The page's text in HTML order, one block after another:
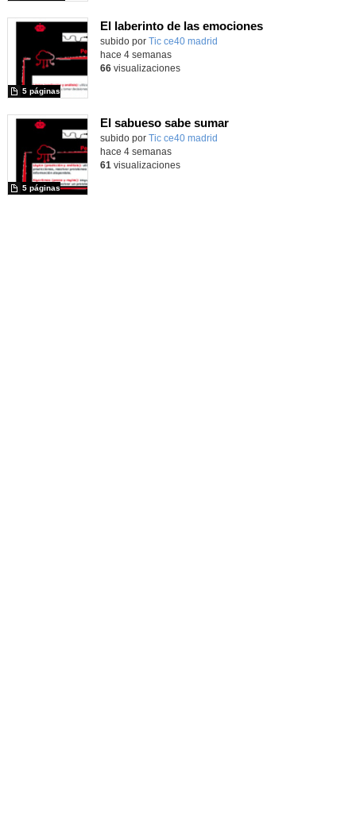
El laberinto de las emociones
subido por Tic ce40 madrid
5 páginas
hace 4 semanas
66visualizaciones
El sabueso sabe sumar
subido por Tic ce40 madrid
5 páginas
hace 4 semanas
61 visualizaciones